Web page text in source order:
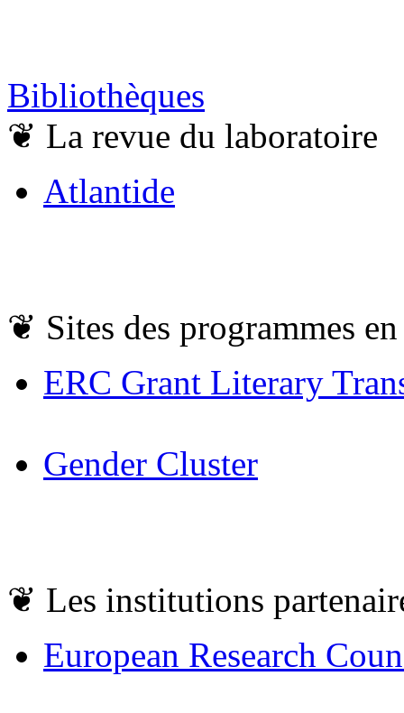
Bibliothèques
❦ La revue du laboratoire
Atlantide
❦ Sites des programmes
ERC Grant Literary
Gender Cluster
❦ Les institutions
European Research